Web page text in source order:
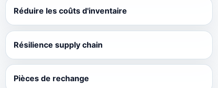
Réduire les coûts d'inventaire
Résilience supply chain
Pièces de rechange